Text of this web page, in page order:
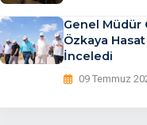
Genel Müdür
Özkaya Hasat
İnceledi
09 Temmuz